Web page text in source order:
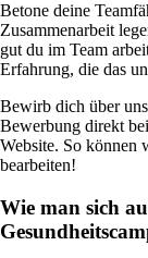
Betone deine
Zusammenarbeit
gut du im Team
Erfahrung, die das
Bewirb dich über
Bewerbung direkt
Website. So können
bearbeiten!
Wie man sich